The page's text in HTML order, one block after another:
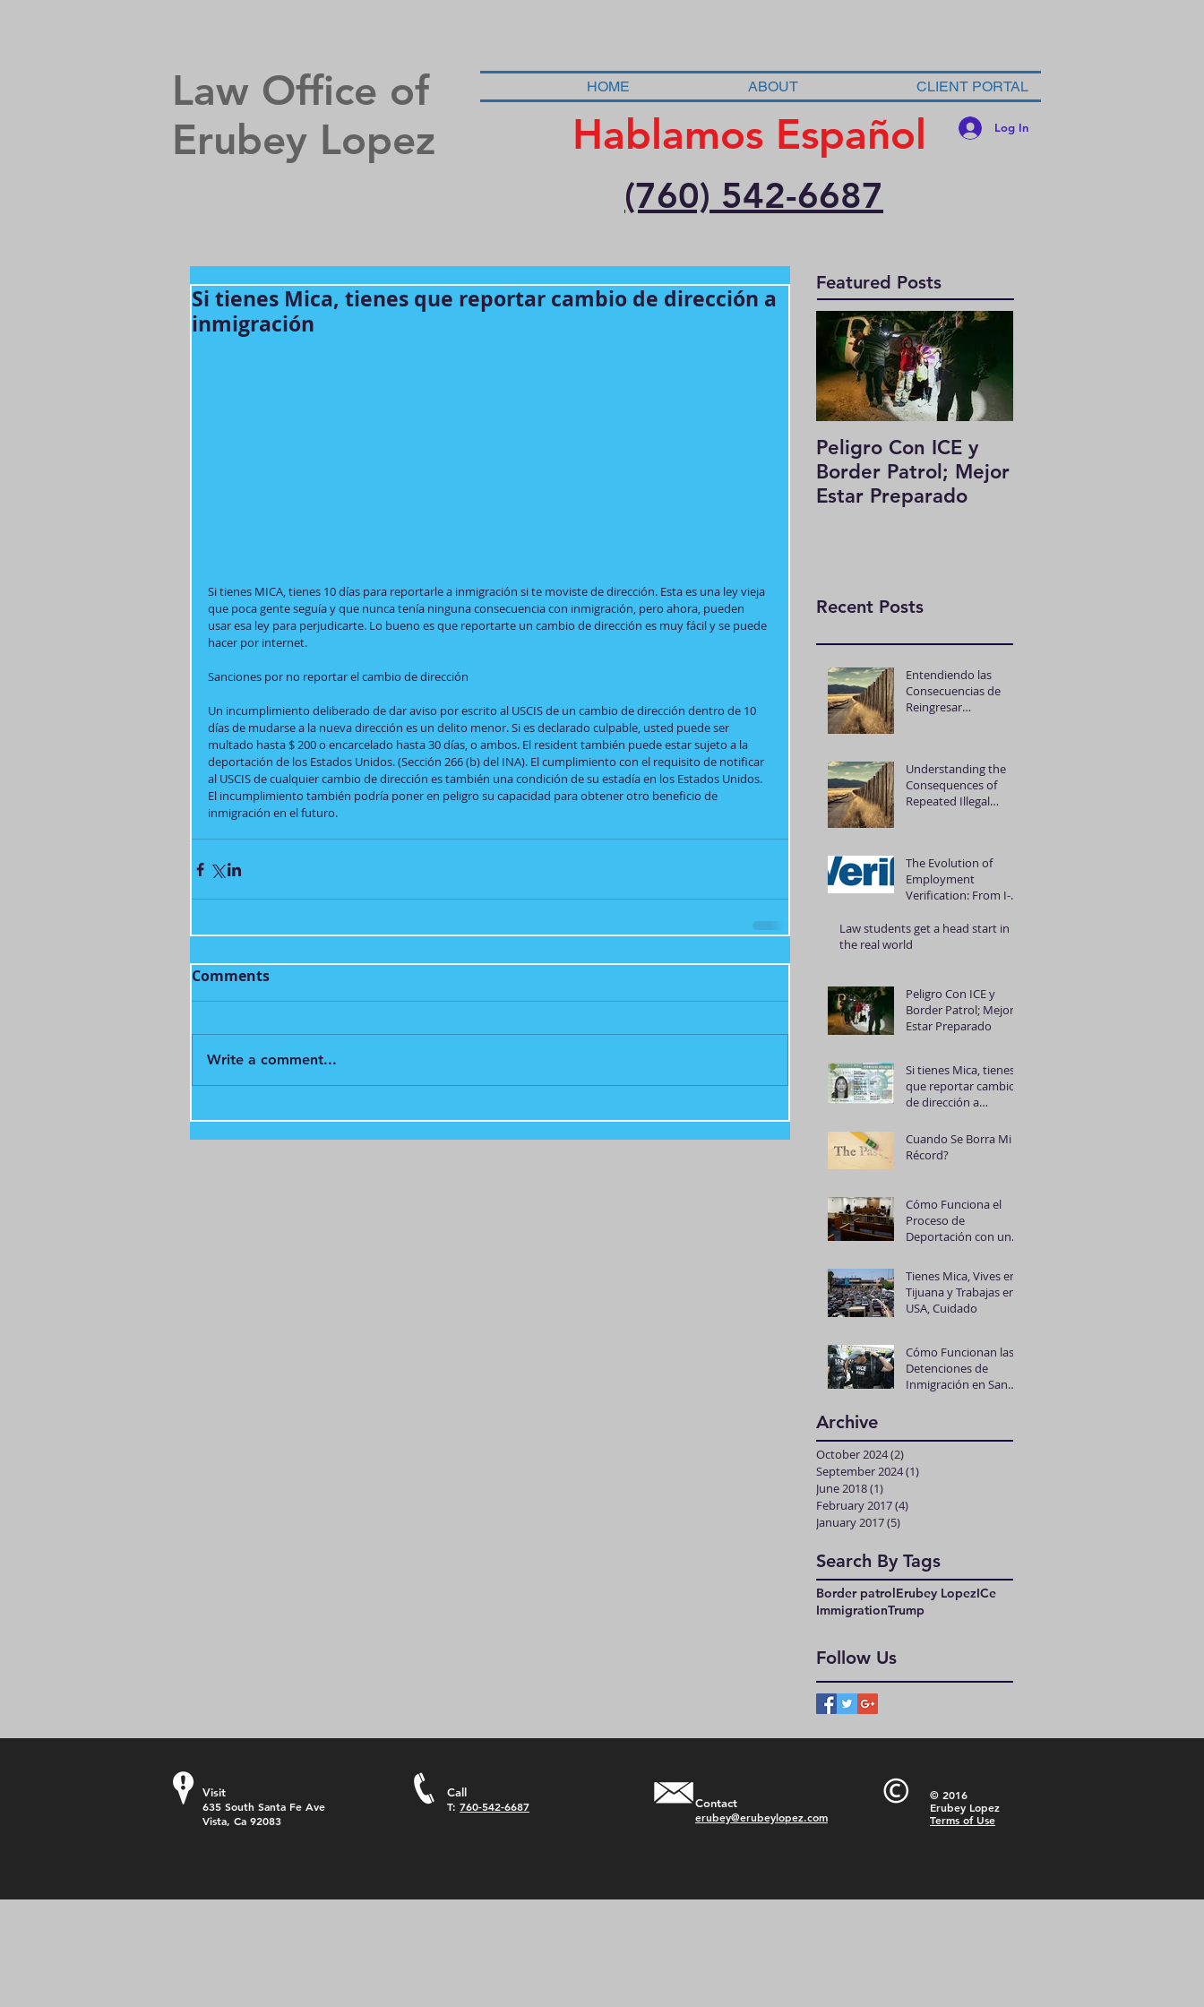
Law Office of
Erubey Lopez
HOME ABOUT CLIENT PORTAL
Hablamos Español Log In
(760) 542-6687
Si tienes Mica, tienes que reportar cambio de dirección a
inmigración
Si tienes MICA, tienes 10 días para reportarle a inmigración si te moviste de dirección. Esta es una ley vieja
que poca gente seguía y que nunca tenía ninguna consecuencia con inmigración, pero ahora, pueden
usar esa ley para perjudicarte. Lo bueno es que reportarte un cambio de dirección es muy fácil y se puede
hacer por internet.
Sanciones por no reportar el cambio de dirección
Un incumplimiento deliberado de dar aviso por escrito al USCIS de un cambio de dirección dentro de 10
días de mudarse a la nueva dirección es un delito menor. Si es declarado culpable, usted puede ser
multado hasta $ 200 o encarcelado hasta 30 días, o ambos. El resident también puede estar sujeto a la
deportación de los Estados Unidos. (Sección 266 (b) del INA). El cumplimiento con el requisito de notificar
al USCIS de cualquier cambio de dirección es también una condición de su estadía en los Estados Unidos.
El incumplimiento también podría poner en peligro su capacidad para obtener otro beneficio de
inmigración en el futuro.
Comments
Write a comment...
Featured Posts
Peligro Con ICE y
Border Patrol; Mejor
Estar Preparado
Recent Posts
Entendiendo las
Consecuencias de
Reingresar
las Sanciones Legales
Understanding the
Consequences of
Repeated Illegal
Penalties
The Evolution of
Employment
Verification: From I-9
Law students get a head start in
the real world
Peligro Con ICE y
Border Patrol; Mejor
Estar Preparado
Si tienes Mica, tienes
que reportar cambio
de dirección a
Cuando Se Borra Mi
Récord?
Cómo Funciona el
Proceso de
Deportación con un
Tienes Mica, Vives en
Tijuana y Trabajas en
USA, Cuidado
Cómo Funcionan las
Detenciones de
Inmigración en San
Archive
October 2024(2)
September 2024(1)
June 2018(1)
February 2017(4)
January 2017(5)
Search By Tags
Border patrolErubey LopezICe
ImmigrationTrump
Follow Us
Visit
635 South Santa Fe Ave
Vista, Ca 92083
Call
T: 760-542-6687
Contact
erubey@erubeylopez.com
© 2016
Erubey Lopez
Terms of Use